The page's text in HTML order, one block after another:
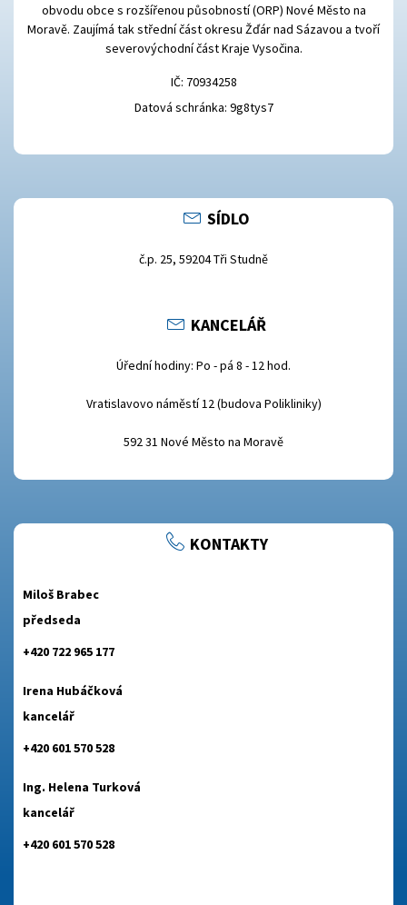
obvodu obce s rozšířenou působností (ORP) Nové Město na
Moravě. Zaujímá tak střední část okresu Žďár nad Sázavou a tvoří
severovýchodní část Kraje Vysočina.
IČ: 70934258
Datová schránka: 9g8tys7
SÍDLO
č.p. 25, 59204 Tři Studně
KANCELÁŘ
Úřední hodiny: Po - pá 8 - 12 hod.
Vratislavovo náměstí 12 (budova Polikliniky)
592 31 Nové Město na Moravě
KONTAKTY
Miloš Brabec
předseda
+420 722 965 177
Irena Hubáčková
kancelář
+420 601 570 528
Ing. Helena Turková
kancelář
+420 601 570 528